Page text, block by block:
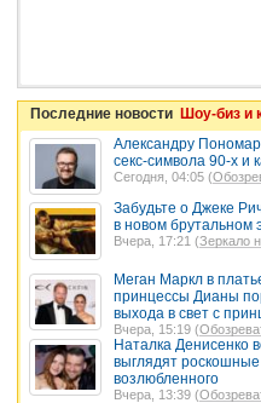
Последние новости Шоу-биз и
Александру
секс-символа 90-х и
Сегодня, 04:05 (
Забудьте о Джеке
в новом
Вчера, 17:21 (Зеркало
Меган Маркл в
принцессы Дианы
выхода в свет с
Вчера, 15:19 (
Наталка Денисенко
выглядят
возлюбленного
Вчера, 13:39 (